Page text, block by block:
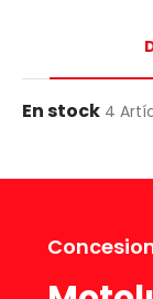
En stock 4